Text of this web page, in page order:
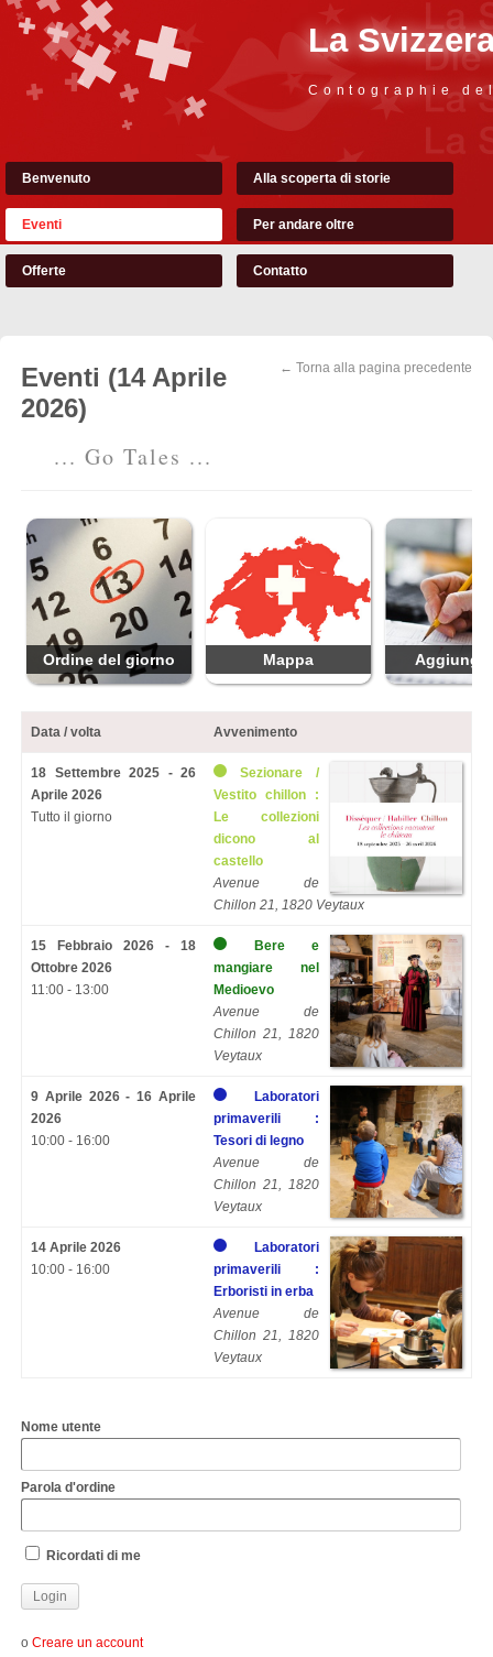
La
Contographie
Benvenuto Alla scoperta di storie
Eventi Per andare oltre
Offerte Contatto
← Torna alla pagina precedente
Eventi (14 Aprile
2026)
... Go Tales ...
Ordine del giorno Mappa Aggiungi
Data / volta Avvenimento
18 Settembre 2025 - 26
Aprile 2026
Tutto il giorno
Sezionare /
Vestito chillon :
Le collezioni
dicono al
castello
Avenue de
Chillon 21, 1820 Veytaux
15 Febbraio 2026 - 18
Ottobre 2026
11:00 - 13:00
Bere e
mangiare nel
Medioevo
Avenue de
Chillon 21, 1820
Veytaux
9 Aprile 2026 - 16 Aprile
2026
10:00 - 16:00
Laboratori
primaverili :
Tesori di legno
Avenue de
Chillon 21, 1820
Veytaux
14 Aprile 2026
10:00 - 16:00
Laboratori
primaverili :
Erboristi in erba
Avenue de
Chillon 21, 1820
Veytaux
Nome utente
Parola d'ordine
Ricordati di me
o Creare un account